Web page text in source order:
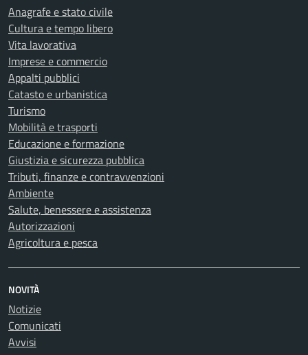
Anagrafe e stato civile
Cultura e tempo libero
Vita lavorativa
Imprese e commercio
Appalti pubblici
Catasto e urbanistica
Turismo
Mobilità e trasporti
Educazione e formazione
Giustizia e sicurezza pubblica
Tributi, finanze e contravvenzioni
Ambiente
Salute, benessere e assistenza
Autorizzazioni
Agricoltura e pesca
NOVITÀ
Notizie
Comunicati
Avvisi